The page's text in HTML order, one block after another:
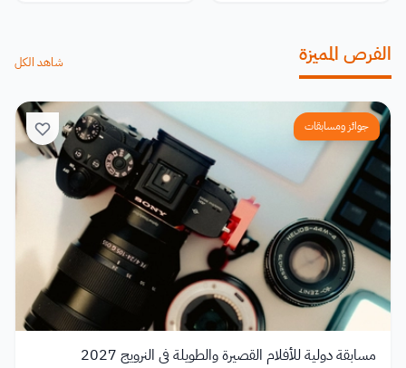
الفرص المميزة شاهد الكل
جوائز ومسابقات
مسابقة دولية للأفلام القصيرة والطويلة في النرويج 2027